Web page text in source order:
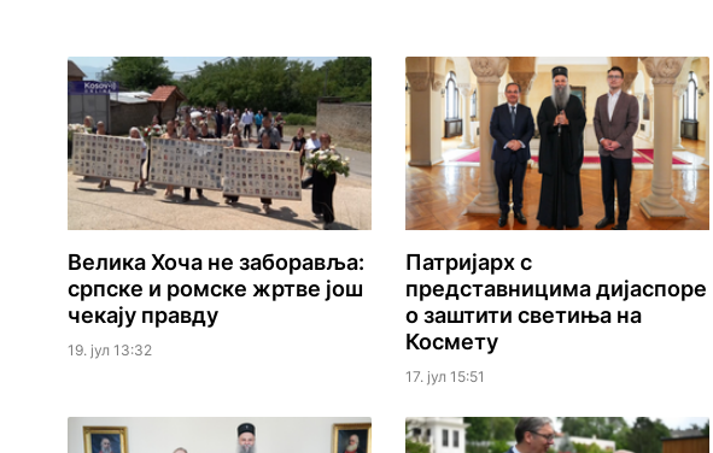
Велика Хоча не заборавља:
српске и ромске жртве још
чекају правду
19. јул 13:32
Патријарх с
представницима дијаспоре
о заштити светиња на
Космету
17. јул 15:51